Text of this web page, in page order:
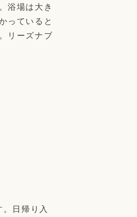
浴場は大き
っていると
リーズナブ
日帰り入